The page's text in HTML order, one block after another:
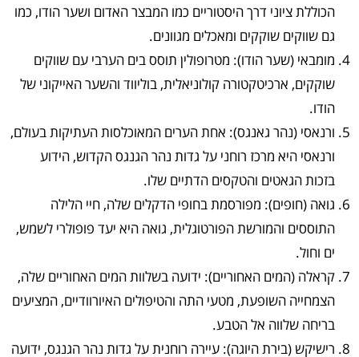
הכוללת ציוני דרך היסטוריים כמו המבצר האדום ושער הודו, כמו
גם שווקים שוקקים ומאכלים מגוונים.
מומבאי (שער הודו): מטרופולין תוסס בים הערבי עם שווקים
שוקקים, ארכיטקטורה קולוניאלית, בוליווד והשער האייקוני של
הודו.
ורנאסי (נהר גאנגס): אחת הערים המאוכלסות העתיקות בעולם,
ורנאסי היא מרכז רוחני על גדות נהר הגנגס הקדוש, הידוע
בזכות הגאטים והטקסים הדתיים שלו.
גואה (חופים): מפורסמת בחופי הדקלים שלה, חיי הלילה
התוססים והמורשת הפורטוגלית, גואה היא יעד פופולרי לשמש,
ים וחול.
קראלה (המים האחוריים): ידועה בשלוות המים האחוריים שלה,
הצמחייה השופעת, מטעי התה והטיפולים האיורוודיים, המציעים
בריחה שלווה אל הטבע.
רישיקש (בירת היוגה): עיירה רוחנית על גדות נהר הגנגס, ידועה